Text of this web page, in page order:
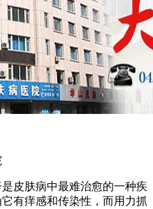
皮肤病中最难治愈的一种疾
有痒感和传染性，而用力抓